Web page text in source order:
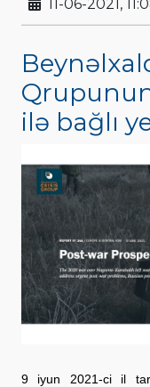
11-06-2021,
ilə bağlı
9 iyun 2021-ci il